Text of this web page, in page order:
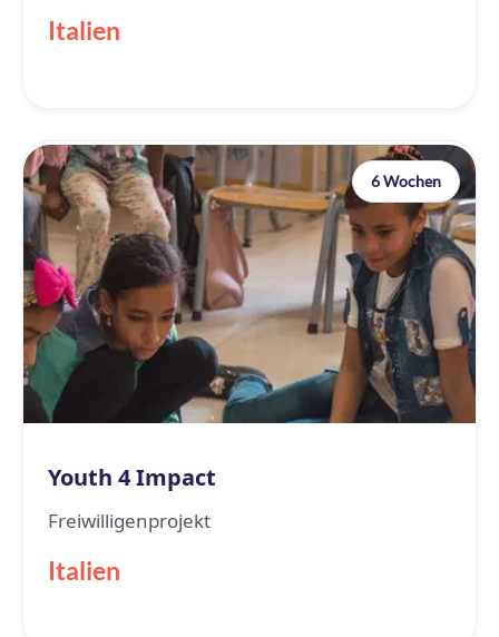
Italien
6 Wochen
Youth 4 Impact
Freiwilligenprojekt
Italien